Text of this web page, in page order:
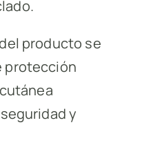
producto se
protección
y